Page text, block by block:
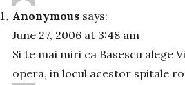
Anonymous says:
June 27, 2006 at 3:48 am
Si te mai miri ca Basescu alege
opera, in locul acestor spitale